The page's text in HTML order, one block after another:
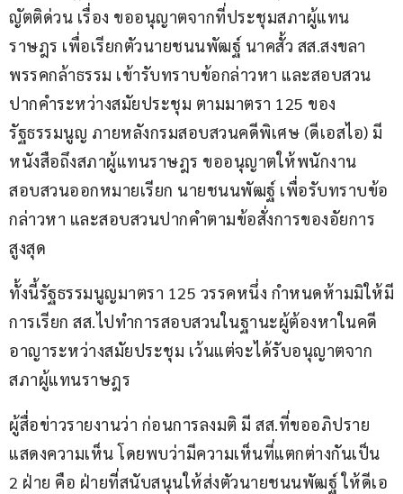
ญัตติด่วน เรื่อง ขออนุญาตจากที่ประชุมสภาผู้แทน
ราษฎร เพื่อเรียกตัวนายชนนพัฒฐ์ นาคสั้ว สส.สงขลา
พรรคกล้าธรรม เข้ารับทราบข้อกล่าวหา และสอบสวน
ปากคำระหว่างสมัยประชุม ตามมาตรา 125 ของ
รัฐธรรมนูญ ภายหลังกรมสอบสวนคดีพิเศษ (ดีเอสไอ) มี
หนังสือถึงสภาผู้แทนราษฎร ขออนุญาตให้พนักงาน
สอบสวนออกหมายเรียก นายชนนพัฒฐ์ เพื่อรับทราบข้อ
กล่าวหา และสอบสวนปากคำตามข้อสั่งการของอัยการ
สูงสุด
ทั้งนี้รัฐธรรมนูญมาตรา 125 วรรคหนึ่ง กำหนดห้ามมิให้มี
การเรียก สส.ไปทำการสอบสวนในฐานะผู้ต้องหาในคดี
อาญาระหว่างสมัยประชุม เว้นแต่จะได้รับอนุญาตจาก
สภาผู้แทนราษฎร
ผู้สื่อข่าวรายงานว่า ก่อนการลงมติ มี สส.ที่ขออภิปราย
แสดงความเห็น โดยพบว่ามีความเห็นที่แตกต่างกันเป็น
2 ฝ่าย คือ ฝ่ายที่สนับสนุนให้ส่งตัวนายชนนพัฒฐ์ ให้ดีเอ